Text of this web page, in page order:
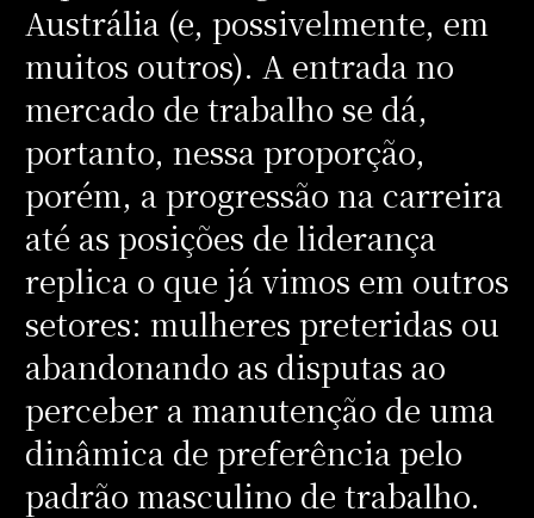
Austrália (e, possivelmente, em
muitos outros). A entrada no
mercado de trabalho se dá,
portanto, nessa proporção,
porém, a progressão na carreira
até as posições de liderança
replica o que já vimos em outros
setores: mulheres preteridas ou
abandonando as disputas ao
perceber a manutenção de uma
dinâmica de preferência pelo
padrão masculino de trabalho.